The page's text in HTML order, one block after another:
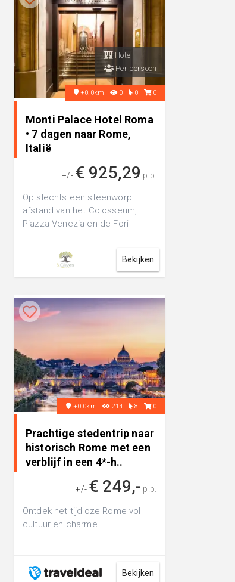
Hotel
Per persoon
+0.0km 0 0 0
Monti Palace Hotel Roma
• 7 dagen naar Rome,
Italië
+/- € 925,29 p.p.
Op slechts een steenworp
afstand van het Colosseum,
Piazza Venezia en de Fori
Palace. Vanaf h...
Bekijken
+0.0km 214 8 0
Prachtige stedentrip naar
historisch Rome met een
verblijf in een 4*-h..
+/- € 249,- p.p.
Ontdek het tijdloze Rome vol
cultuur en charme
Bekijken